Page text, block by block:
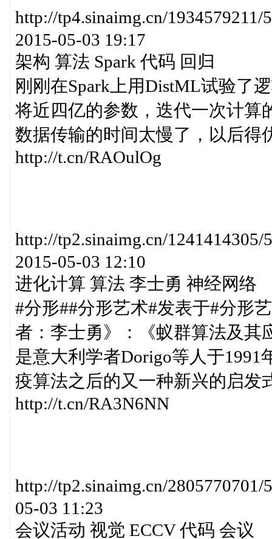
http://tp4.sinaimg.cn/
2015-05-03 19:17
架构 算法 Spark 代码 回归
刚刚在Spark上用DistML试验了
将近四亿的参数，迭代一次计算
数据传输的时间太慢了，以后得
http://t.cn/RAOulOg
http://tp2.sinaimg.cn/
2015-05-03 12:10
进化计算 算法 李士勇 神经网络
#分形##分形艺术#发表于#分形
者：李士勇》：《蚁群算法及其
是意大利学者Dorigo等人于
疫算法之后的又一种新兴的启发
http://t.cn/RA3N6NN
http://tp2.sinaimg.cn/
05-03 11:23
会议活动 视觉 ECCV 代码 会议